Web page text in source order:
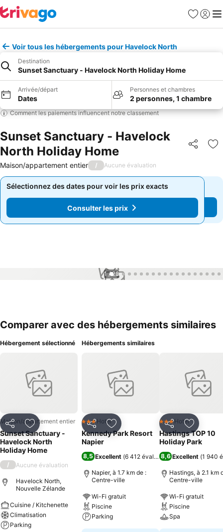
Favoris
Se
Voir tous les hébergements pour Havelock North
Destination
Sunset Sanctuary - Havelock North Holiday Home
Arrivée/départ
Dates
Personnes et chambres
2 personnes, 1 chambre
Comment les paiements influencent notre classement
Sunset Sanctuary - Havelock
North Holiday Home
Partager
Maison/appartement entier / Aucune évaluation
Sélectionnez des dates pour voir les prix exacts
Consulter les prix
Sélectionnez des dates pour voir les prix exacts
Consulter les prix
1 / 28
Comparer avec des hébergements similaires
Hébergement sélectionné
PartagerAjouter à mes favoris
Maison/appartement entier
Sunset Sanctuary -
Havelock North
Holiday Home
/ Aucune évaluation
Havelock North,
Nouvelle Zélande
Cuisine / Kitchenette
Climatisation
Parking
Hébergements similaires
PartagerAjouter à mes favoris
3 ÉtoilesHotel
Kennedy Park Resort
Napier
8,5 Excellent (6 412 évaluations)
Napier, à 1.7 km de :
Centre-ville
Wi-Fi gratuit
Piscine
Parking
PartagerAjouter
3 ÉtoilesHotel
Hastings TOP 10
Holiday Park
8,6 Excellent (1 940
Hastings, à 2.1 km
Centre-ville
Wi-Fi gratuit
Piscine
Spa